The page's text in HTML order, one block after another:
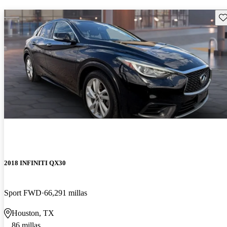
2018 INFINITI QX30
Sport FWD 66,291 millas
Houston, TX